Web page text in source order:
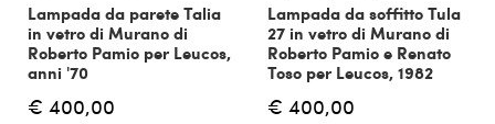
Lampada da parete Talia
in vetro di Murano di
Roberto Pamio per Leucos,
anni '70
€ 400,00
Lampada da soffitto Tula
27 in vetro di Murano di
Roberto Pamio e Renato
Toso per Leucos, 1982
€ 400,00